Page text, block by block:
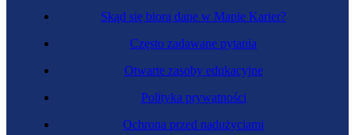
Skąd się biorą dane w Mapie Karier?
Często zadawane pytania
Otwarte zasoby edukacyjne
Polityka prywatności
Ochrona przed nadużyciami